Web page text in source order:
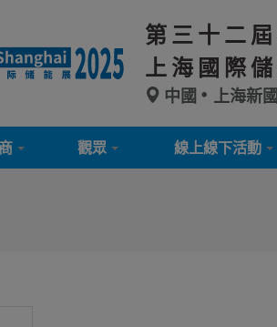
第三十二
上海國際
中國 上海新
觀眾 線上線下活動